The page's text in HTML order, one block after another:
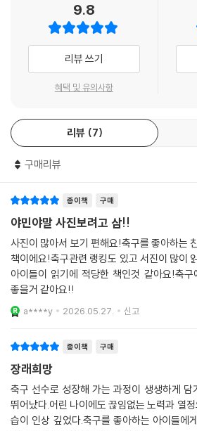
이어상을 수상했고, 여러가지 최연소 신기록
프랑스전에서 나온 라민 야말의 환상적인 왼
기에서 4개 도움을 기록하며 도움왕까지 차지
24는 마치 축구의 신의 자질을 가진 라민 야말
--- 「유로2024에 출전한 중학생」 중에서
제로 보인다. 라민 야말은 발롱도르에서도 최
하고 있다. 라민 야말이 발롱도르를 수상하게
고 있는 역대 최연소 수상 기록(21세 95일)을
세대교체와 라 마시아 유스 시스템의 성공을
는 신호탄이 될 것이다. 라민 야말이 발롱도르
기다려보자.
--- 「발롱도르를 향하여」 중에서
반열에 올라섰다. 야말은 클럽에서의 활약뿐
에서도 엄청난 활약을 보이고 있다. 유로
윙어로 활약하며 무적함대를 12년 만에 유럽
커리어에서 가장 빛나는 순간 중 하나로 기억
라 마시아는 단순한 축구 훈련 기관이 아니라,
을 함께 교육하는 육성 시스템이다. 선수들은
해도, 판단력, 팀 플레이, 생활 태도까지 종합
로나 구단의 모토와 연결된 이 시스템은 수많
축구의 미래를 바꿀 10대의 반란 라민 야말과
축구계에는 수많은 유망주가 등장했다 사라
동시에 시대의 주인공이 된 선수는 드물다. 리
했던 팬들은 이제 야말의 발끝에서 다시 한번
있다. 하지만 야말의 성공은 단순한 개인의 재
이 책은 라민 야말이라는 인물에 집중함과 동시
시아(La Masia)’를 심도 있게 분석한다. 카탈
마시아는 단순히 선수를 먹이고 재우는 숙소
깃든 곳이다. ‘클럽 그 이상(Mes que un
9.8
리뷰 쓰기
혜택 및 유의사항
리뷰 7
구매리뷰
종이책 구매
야민야말 사진보려고 삼!!
사진이 많아서 보기 편해요!축구를 좋아하는
책이에요!축구관련 랭킹도 있고 서진이 많이
아이들이 읽기에 적당한 책인것 같아요!축
좋을거 같아요!!
a****y 2026.05.27. 신고
종이책 구매
장래희망
축구 선수로 성장해 가는 과정이 생생하게 담
뛰어났다.어린 나이에도 끊임없는 노력과 열
습이 인상 깊었다.축구를 좋아하는 아이들에